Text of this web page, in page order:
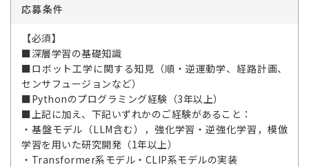
応募条件
【必須】
■深層学習の基礎知識
■ロボット工学に関する知見（順・逆運動学、経路計画、
センサフュージョンなど）
■Pythonのプログラミング経験（3年以上）
■上記に加え、下記いずれかのご経験があること：
・基盤モデル（LLM含む），強化学習・逆強化学習，模倣
学習を用いた研究開発（1年以上）
・Transformer系モデル・CLIP系モデルの実装